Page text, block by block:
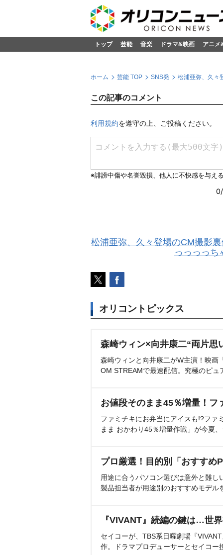
トップ 芸能 音楽 ドラマ&映画 アニメ
ホーム 芸能 TOP SNS発 松浦亜弥、久々
この記事のコメント
利用規約を遵守の上、ご投稿ください。
松浦亜弥、久々登場のCM撮影
っっっっち
オリコントピックス
森崎ウィン×向井康二“両片思
森崎ウィンと向井康二がW主演！映画
OM STREAMで最速配信。究極のピュ
お値段そのまま45％増量！フ
ファミチキにお弁当にアイスも!?ファ
まま おかわり45％増量作戦」が今夏
プロ厳選！目的別「おすすめ
用途に合うパソコン選びは意外と難
製品担当者が用途別のおすすめモデル
『VIVANT』続編の鍵は…世
セイコーが、TBS系日曜劇場『
作。ドラマプロデューサーとセイコー